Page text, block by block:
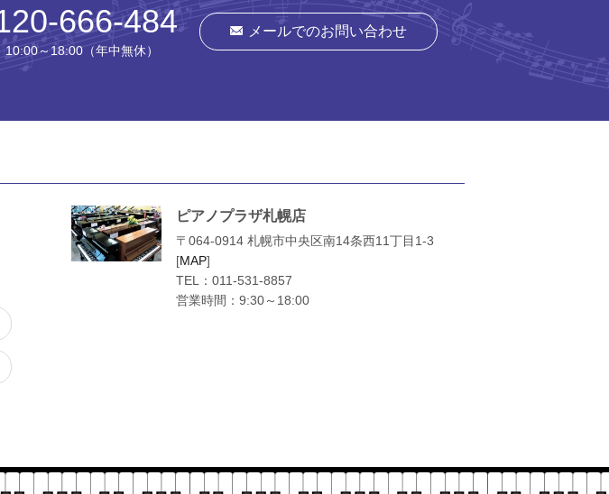
666-484
～18:00（年中無休）
メールでのお問い合わせ
ピアノプラザ札幌店
〒064-0914 札幌市中央区南14条西11丁目1-3
[MAP]
TEL： 011-531-8857
営業時間：9:30～18:00